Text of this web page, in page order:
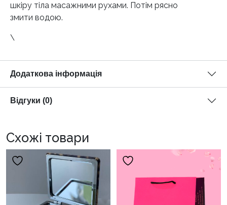
шкіру тіла масажними рухами. Потім рясно
змити водою.
\
Додаткова інформація
Відгуки (0)
Схожі товари